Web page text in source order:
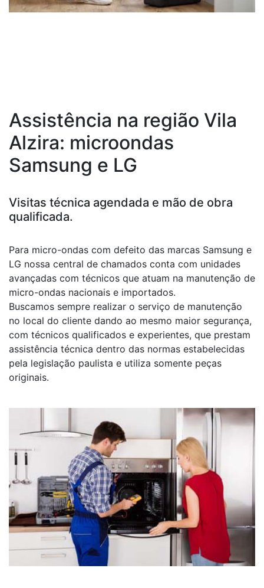
Assistência na região Vila
Alzira: microondas
Samsung e LG
Visitas técnica agendada e mão de obra
qualificada.
Para micro-ondas com defeito das marcas Samsung e
LG nossa central de chamados conta com unidades
avançadas com técnicos que atuam na manutenção de
micro-ondas nacionais e importados.
Buscamos sempre realizar o serviço de manutenção
no local do cliente dando ao mesmo maior segurança,
com técnicos qualificados e experientes, que prestam
assistência técnica dentro das normas estabelecidas
pela legislação paulista e utiliza somente peças
originais.